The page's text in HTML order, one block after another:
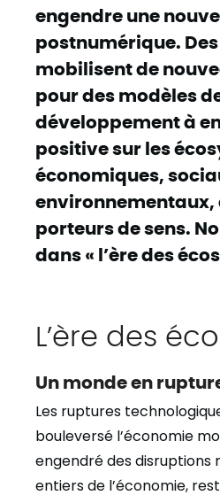
engendre une
postnumérique.
mobilisent de
pour des modèles
développement à
positive sur les
économiques,
environnementaux,
porteurs de sens.
dans « l’ère des
L’ère des
Un monde en
Les ruptures
bouleversé l’économie
engendré des disruptions
entiers de l’économie,